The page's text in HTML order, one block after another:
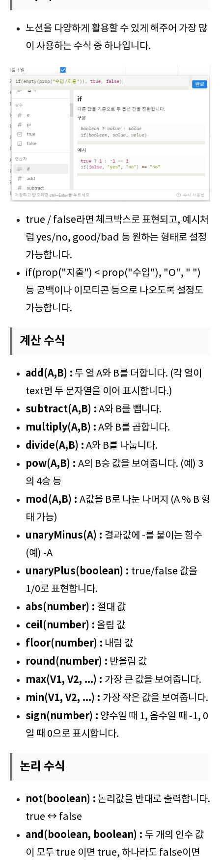
노션을 다양하게 활용할 수 있게 해주어 가장 많
이 사용하는 수식 중 하나입니다.
true / false라면 체크박스로 표현되고, 예시처
럼 yes/no, good/bad 등 원하는 형태로 설정
가능합니다.
if(prop("지출") < prop("수입"), "O", " ")
등 공백이나 이모티콘 등으로 나오도록 설정도
가능합니다.
계산 수식
add(A,B) : 두 열 A와 B를 더합니다. (각 열이
text면 두 문자열을 이어 표시합니다.)
subtract(A,B) : A와 B를 뺍니다.
multiply(A,B) : A와 B를 곱합니다.
divide(A,B) : A와 B를 나눕니다.
pow(A,B) : A의 B승 값을 보여줍니다. (예) 3
의 4승 등
mod(A,B) : A값을 B로 나눈 나머지 (A % B 형
태 가능)
unaryMinus(A) : 결과값에 -를 붙이는 함수
(예) -A
unaryPlus(boolean) : true/false 값을
1/0로 표현합니다.
abs(number) : 절대 값
ceil(number) : 올림 값
floor(number) : 내림 값
round(number) : 반올림 값
max(V1, V2, ...) : 가장 큰 값을 보여줍니다.
min(V1, V2, ...) : 가장 작은 값을 보여줍니다.
sign(number) : 양수일 때 1, 음수일 때 -1, 0
일 때 0으로 표시합니다.
논리 수식
not(boolean) : 논리값을 반대로 출력합니다.
true ↔ false
and(boolean, boolean) : 두 개의 인수 값
이 모두 true 이면 true, 하나라도 false이면